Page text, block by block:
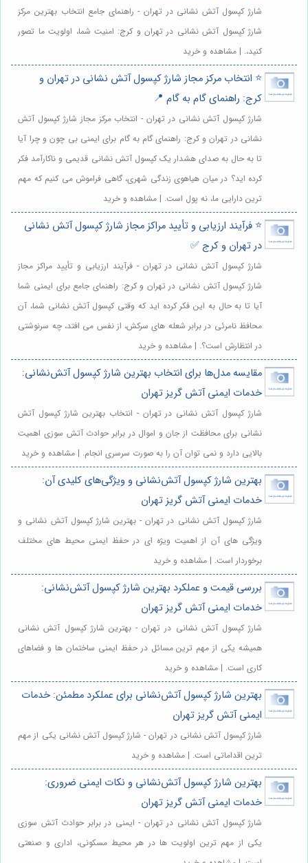
شارژ کپسول آتش نشانی در تهران - راهنمای جامع انتخاب بهترین مرکز
شارژ کپسول آتش نشانی در تهران و کرج: امنیت شما، اولویت ما تصور
کنید،. | مشاهده و خرید
⭐️ انتخاب مرکز مجاز شارژ کپسول آتش نشانی در تهران و
کرج: راهنمای گام به گام 📍
شارژ کپسول آتش نشانی در تهران - انتخاب مرکز مجاز شارژ کپسول آتش
نشانی در تهران و کرج: راهنمای گام به گام برای ایمنی بی چون و چرا آیا
تا به حال به صدای هشدار یک کپسول آتش نشانی قدیمی و ناکارآمد فکر
کرده اید؟ در میان هیاهوی زندگی شهری، گاهی فراموش می کنیم که مهم
ترین دارایی ما، نه پول است. | مشاهده و خرید
⭐️ فرآیند ارزیابی و تأیید مراکز مجاز شارژ کپسول آتش نشانی
در تهران و کرج ✅
شارژ کپسول آتش نشانی در تهران - فرآیند ارزیابی و تأیید مراکز مجاز
شارژ کپسول آتش نشانی در تهران و کرج: راهنمای جامع برای ایمنی شما
آیا تا به حال به این فکر کرده اید که وقتی کپسول آتش نشانی شما، آن
محافظ نامرئی در برابر شعله های سرکش، از نفس می افتد، چه سرنوشتی
در انتظارش است؟. | مشاهده و خرید
مقایسه مدل‌ها برای انتخاب بهترین شارژ کپسول آتش‌نشانی:
خدمات ایمنی آتش گریز تهران
شارژ کپسول آتش نشانی در تهران - انتخاب بهترین شارژ کپسول آتش
نشانی برای محافظت از جان و اموال در برابر حوادث آتش سوزی اهمیت
بالایی دارد و نمی توان آن را به صورت سرسری انجام. | مشاهده و خرید
بهترین شارژ کپسول آتش‌نشانی و ویژگی‌های کلیدی آن:
خدمات ایمنی آتش گریز تهران
شارژ کپسول آتش نشانی در تهران - بهترین شارژ کپسول آتش نشانی و
ویژگی های آن از اهمیت ویژه ای در حفظ ایمنی محیط های مختلف
برخوردار است. | مشاهده و خرید
بررسی قیمت و عملکرد بهترین شارژ کپسول آتش‌نشانی:
خدمات ایمنی آتش گریز تهران
شارژ کپسول آتش نشانی در تهران - بهترین شارژ کپسول آتش نشانی
همیشه یکی از مهم ترین مسائل در حفظ ایمنی ساختمان ها و فضاهای
کاری است. | مشاهده و خرید
بهترین شارژ کپسول آتش‌نشانی برای عملکرد مطمئن: خدمات
ایمنی آتش گریز تهران
شارژ کپسول آتش نشانی در تهران - شارژ کپسول آتش نشانی یکی از مهم
ترین اقداماتی است. | مشاهده و خرید
بهترین شارژ کپسول آتش‌نشانی و نکات ایمنی ضروری:
خدمات ایمنی آتش گریز تهران
شارژ کپسول آتش نشانی در تهران - ایمنی در برابر حوادث آتش سوزی
یکی از مهم ترین اولویت ها در هر محیط مسکونی، اداری و صنعتی